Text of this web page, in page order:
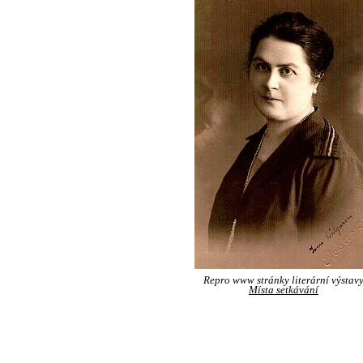
Repro www stránky literární výstavy
Místa setkávání